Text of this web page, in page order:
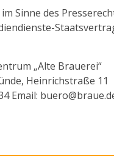
Sinne des
„Alte Brauerei“
Heinrichstraße 11
Email: